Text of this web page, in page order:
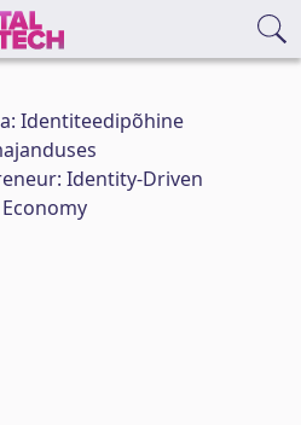
Identiteedipõhine
Identity-Driven